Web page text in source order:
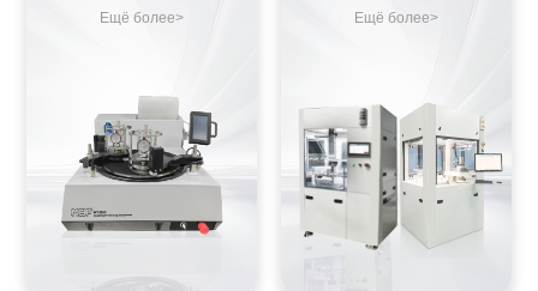
Ещё болеe> Ещё болеe>